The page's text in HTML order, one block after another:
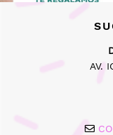
AV.